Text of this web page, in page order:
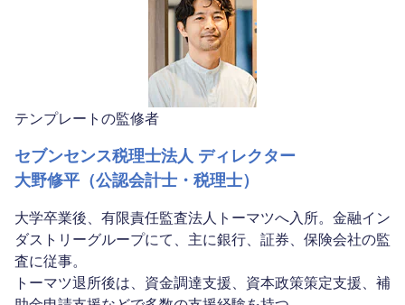
テンプレートの監修者
セブンセンス税理士法人 ディレクター
大野修平（公認会計士・税理士）
大学卒業後、有限責任監査法人トーマツへ入所。金融イン
ダストリーグループにて、主に銀行、証券、保険会社の監
査に従事。
トーマツ退所後は、資金調達支援、資本政策策定支援、補